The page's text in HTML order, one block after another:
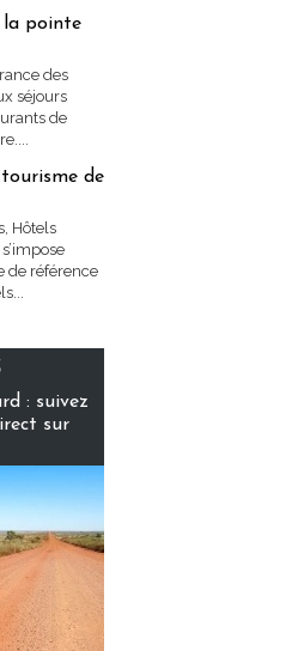
la pointe
des
séjours
de
de
Hôtels
de référence
: suivez
sur